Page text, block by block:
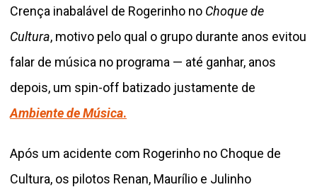
Crença inabalável de Rogerinho no Choque de
Cultura, motivo pelo qual o grupo durante anos evitou
falar de música no programa — até ganhar, anos
depois, um spin-off batizado justamente de
Ambiente de Música.
Após um acidente com Rogerinho no Choque de
Cultura, os pilotos Renan, Maurílio e Julinho